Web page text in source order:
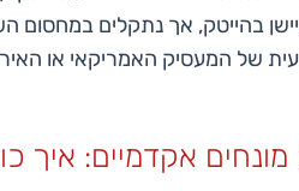
בהייטק, אך נתקלים
של המעסיק האמריקאי או
מונחים אקדמיים: איך